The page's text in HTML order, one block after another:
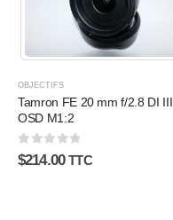
OBJECTIFS
Tamron FE 20 mm f/2.8 DI III
OSD M1:2
0sur 5
$214.00 TTC